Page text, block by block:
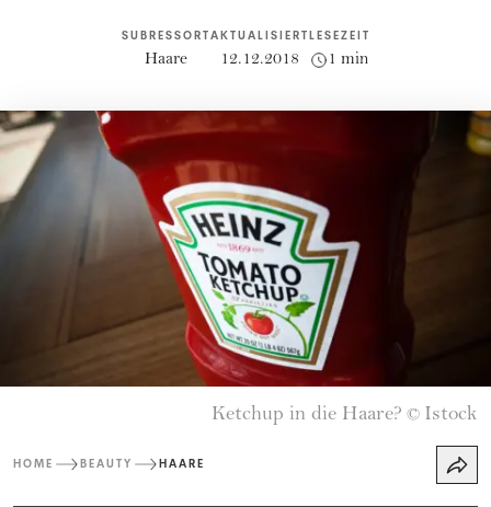
SUBRESSORT
Haare
AKTUALISIERT
12.12.2018
LESEZEIT
1 min
Ketchup in die Haare? © Istock
HOME BEAUTY HAARE